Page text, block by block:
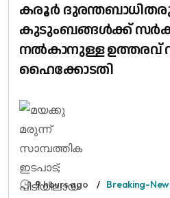
കരൂർ
കുടുംബങ്ങൾക്ക്
നൽകാനുള്ള ഉത്തരവ്
ഹൈക്കോടതി
9 hours ago Breaking-